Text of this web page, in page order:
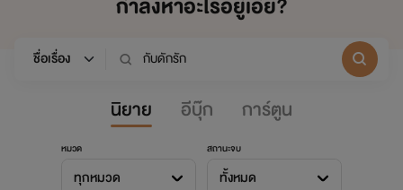
นิยาย อีบุ๊ก การ์ตูน
หมวด
ทุกหมวด
สถานะจบ
ทั้งหมด